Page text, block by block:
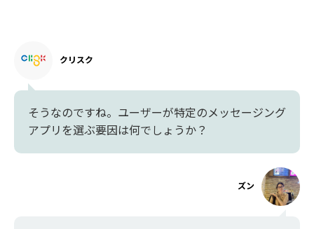
クリスク
そうなのですね。ユーザーが特定のメッセージング
アプリを選ぶ要因は何でしょうか？
ズン